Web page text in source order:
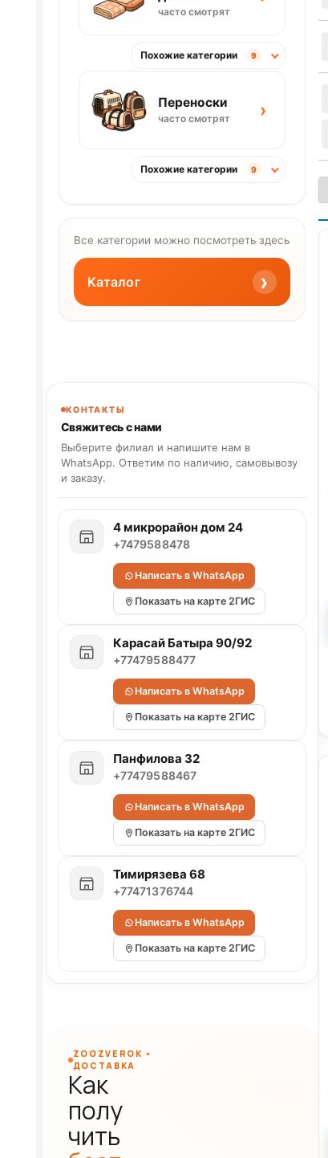
часто смотрят
Похожие категории 9
Переноски
часто смотрят ›
Похожие категории 9
Все категории можно посмотреть здесь
Каталог ›
КОНТАКТЫ
Свяжитесь с нами
Выберите филиал и напишите нам в
WhatsApp. Ответим по наличию, самовывозу
и заказу.
4 микрорайон дом 24
+7479588478
Написать в WhatsApp
Показать на карте 2ГИС
Карасай Батыра 90/92
+77479588477
Написать в WhatsApp
Показать на карте 2ГИС
Панфилова 32
+77479588467
Написать в WhatsApp
Показать на карте 2ГИС
Тимирязева 68
+77471376744
Написать в WhatsApp
Показать на карте 2ГИС
ZOOZVEROK •
ДОСТАВКА
Как
полу
чить